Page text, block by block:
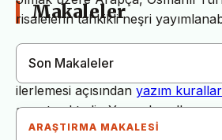
risalelerin tahkikli neşri
Dergimiz yayın süreçlerinin daha
ilerlemesi açısından yazım
arz etmektedir. Yazım kurallarına
başvurular değerlendirme
Makaleler
Son Makaleler
ARAŞTIRMA MAKALESI